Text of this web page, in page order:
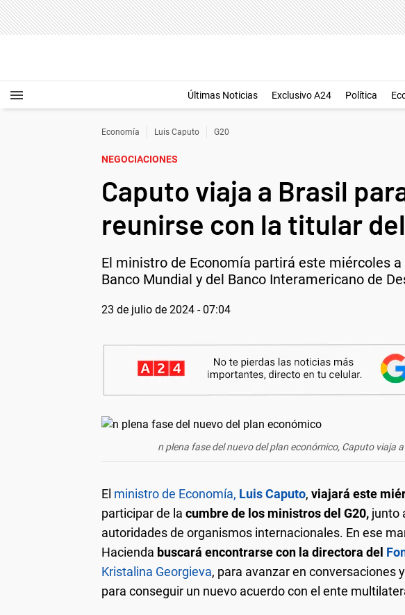
Últimas Noticias Exclusivo A24 Política
Economía Luis Caputo G20
NEGOCIACIONES
Caputo viaja a Brasil
reunirse con la titular
El ministro de Economía partirá este miércoles
Banco Mundial y del Banco Interamericano de
23 de julio de 2024 - 07:04
n plena fase del nuevo del plan económico, Caputo viaja
El ministro de Economía, Luis Caputo, viajará este
participar de la cumbre de los ministros del G20, junto
autoridades de organismos internacionales. En ese
Hacienda buscará encontrarse con la directora del
Kristalina Georgieva, para avanzar en conversaciones
para conseguir un nuevo acuerdo con el ente